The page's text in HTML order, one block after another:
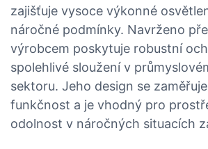
zajišťuje vysoce výkonné
náročné podmínky. Navrženo
výrobcem poskytuje robustní
spolehlivé sloužení v
sektoru. Jeho design se
funkčnost a je vhodný pro
odolnost v náročných situacích